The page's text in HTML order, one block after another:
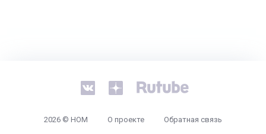
2026 © НОМ О проекте Обратная связь